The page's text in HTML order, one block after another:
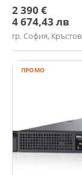
2 390 €
4 674,43 лв
гр. София,
ПРОМО